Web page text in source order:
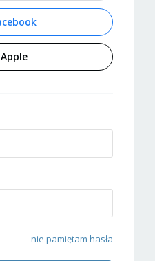
nie pamiętam hasła